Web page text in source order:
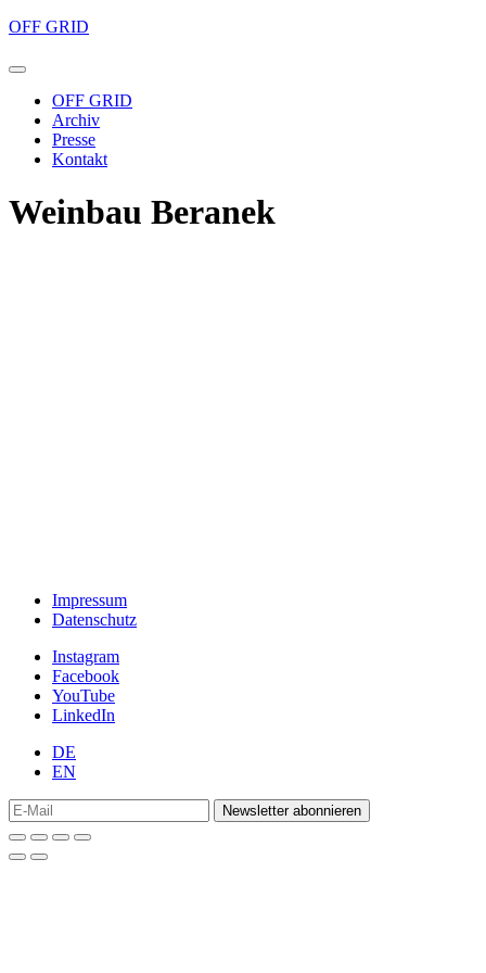
OFF GRID
OFF GRID
Archiv
Presse
Kontakt
Weinbau Beranek
Impressum
Datenschutz
Instagram
Facebook
YouTube
LinkedIn
DE
EN